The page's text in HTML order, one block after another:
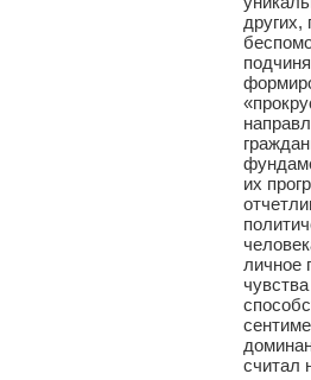
других,
их
личное
считал